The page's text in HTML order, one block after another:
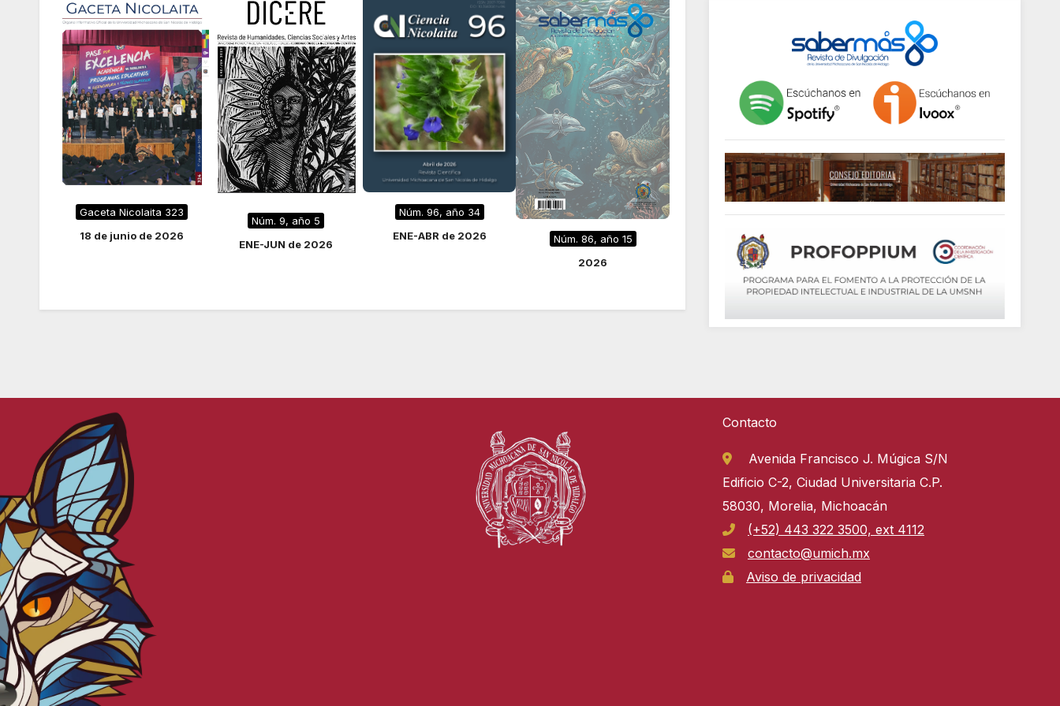
Gaceta Nicolaita 323
18 de junio de 2026
Núm. 9, año 5
ENE-JUN de 2026
Núm. 96, año 34
ENE-ABR de 2026
Núm. 86, año 15
2026
cáncer
Contacto
Avenida Francisco J. Múgica S/N
Edificio C-2, Ciudad Universitaria C.P.
58030, Morelia, Michoacán
(+52) 443 322 3500, ext 4112
contacto@umich.mx
Aviso de privacidad